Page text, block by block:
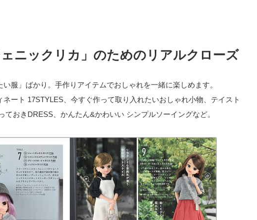
ニックリカ」のためのリアルクローズ
服」ばかり。手作りアイテムでおしゃれを一緒に楽しめます。
ネート 17STYLES、今すぐ作って取り入れたいおしゃれ小物、テイスト
ておきDRESS、かんたん&かわいい シンプルソーイングなど。